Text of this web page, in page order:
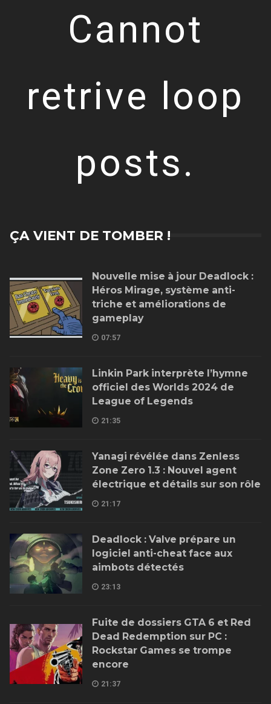
Cannot
retrive loop
posts.
ÇA VIENT DE TOMBER !
Nouvelle mise à jour Deadlock :
Héros Mirage, système anti-
triche et améliorations de
gameplay
07:57
Linkin Park interprète l’hymne
officiel des Worlds 2024 de
League of Legends
21:35
Yanagi révélée dans Zenless
Zone Zero 1.3 : Nouvel agent
électrique et détails sur son rôle
21:17
Deadlock : Valve prépare un
logiciel anti-cheat face aux
aimbots détectés
23:13
Fuite de dossiers GTA 6 et Red
Dead Redemption sur PC :
Rockstar Games se trompe
encore
21:37